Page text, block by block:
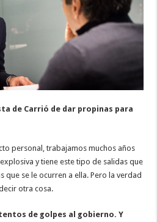
de Carrió de dar propinas para
personal, trabajamos muchos años
y tiene este tipo de salidas que
que se le ocurren a ella. Pero la verdad
otra cosa.
de golpes al gobierno. Y